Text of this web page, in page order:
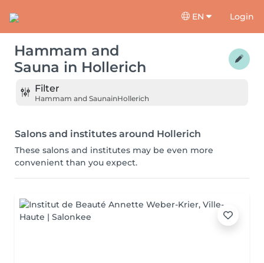
EN Login
Hammam and
Sauna in Hollerich
Filter
Hammam and SaunainHollerich
Salons and institutes around Hollerich
These salons and institutes may be even more
convenient than you expect.